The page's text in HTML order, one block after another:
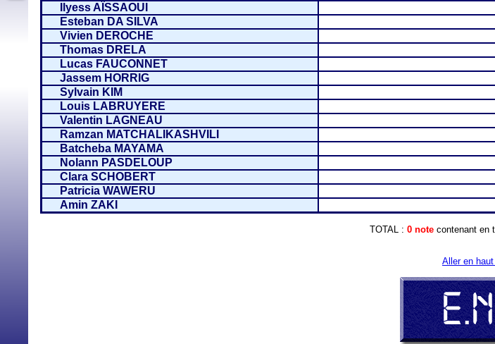
Ilyess AÏSSAOUI
Esteban DA SILVA
Vivien DEROCHE
Thomas DRELA
Lucas FAUCONNET
Jassem HORRIG
Sylvain KIM
Louis LABRUYERE
Valentin LAGNEAU
Ramzan MATCHALIKASHVILI
Batcheba MAYAMA
Nolann PASDELOUP
Clara SCHOBERT
Patricia WAWERU
Amin ZAKI
TOTAL : 0 note contenant en
Aller en